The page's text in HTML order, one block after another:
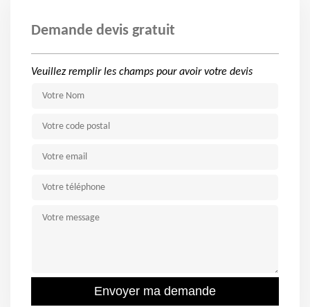
Demande devis gratuit
Veuillez remplir les champs pour avoir votre devis